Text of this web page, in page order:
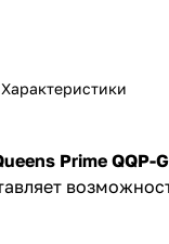
Характеристики
Prime QQP-